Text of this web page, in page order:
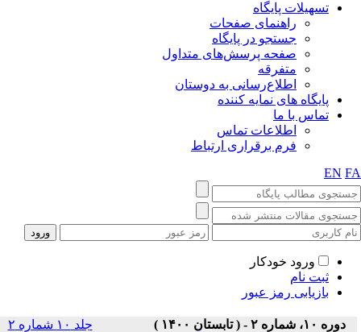
تسهیلات پایگاه
راهنمای صفحات
جستجو در پایگاه
صفحه پرسش‌های متداول
متفرقه
اطلاع‌رسانی به دوستان
پایگاه های نمایه کننده
تماس با ما
اطلاعات تماس
فرم برقراری ارتباط
EN
ورود خودکار
ثبت نام
بازیابی رمز عبور
دوره ۱۰، شماره ۲ - ( تابستان ۱۴۰۰ )
جلد ۱۰ شماره ۲